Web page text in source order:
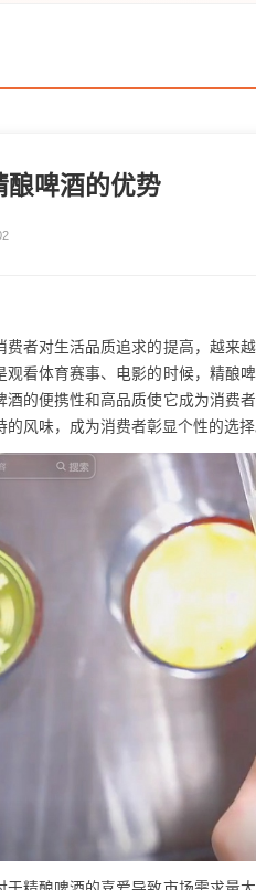
酿啤酒的优势
费者对生活品质追求的提高，越来
观看体育赛事、电影的时候，精酿
酒的便携性和高品质使它成为消费
的风味，成为消费者彰显个性的选择